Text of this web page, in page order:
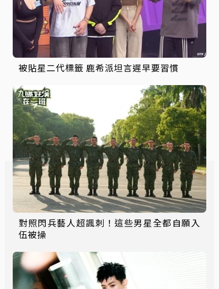
被貼星二代標籤 鹿希派坦言遲早要習慣
對照閃兵藝人超諷刺！這些男星全都自願入
伍被操